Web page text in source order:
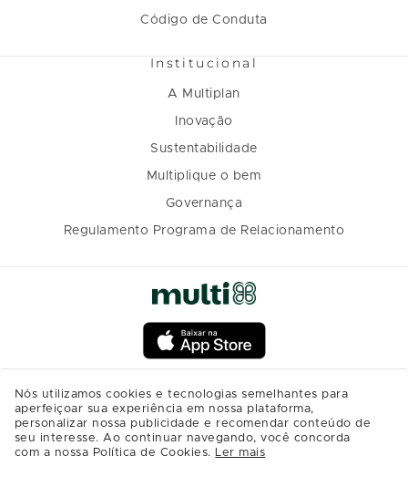
Código de Conduta
Institucional
A Multiplan
Inovação
Sustentabilidade
Multiplique o bem
Governança
Regulamento Programa de Relacionamento
Nós utilizamos cookies e tecnologias semelhantes para
aperfeiçoar sua experiência em nossa plataforma,
personalizar nossa publicidade e recomendar conteúdo de
seu interesse. Ao continuar navegando, você concorda
com a nossa Política de Cookies. Ler mais